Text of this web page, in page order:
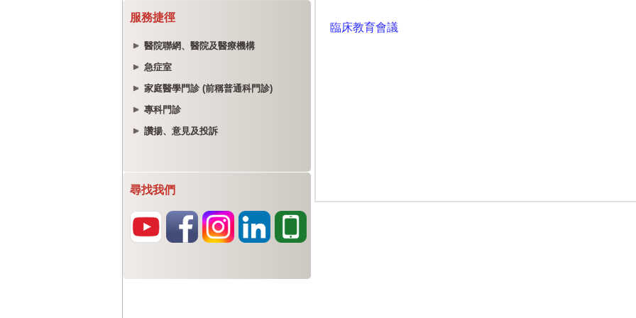
服務捷徑
醫院聯網、醫院及醫療機構
急症室
家庭醫學門診 (前稱普通科門診)
專科門診
讚揚、意見及投訴
尋找我們